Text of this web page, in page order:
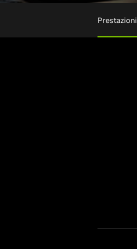
Prestazioni